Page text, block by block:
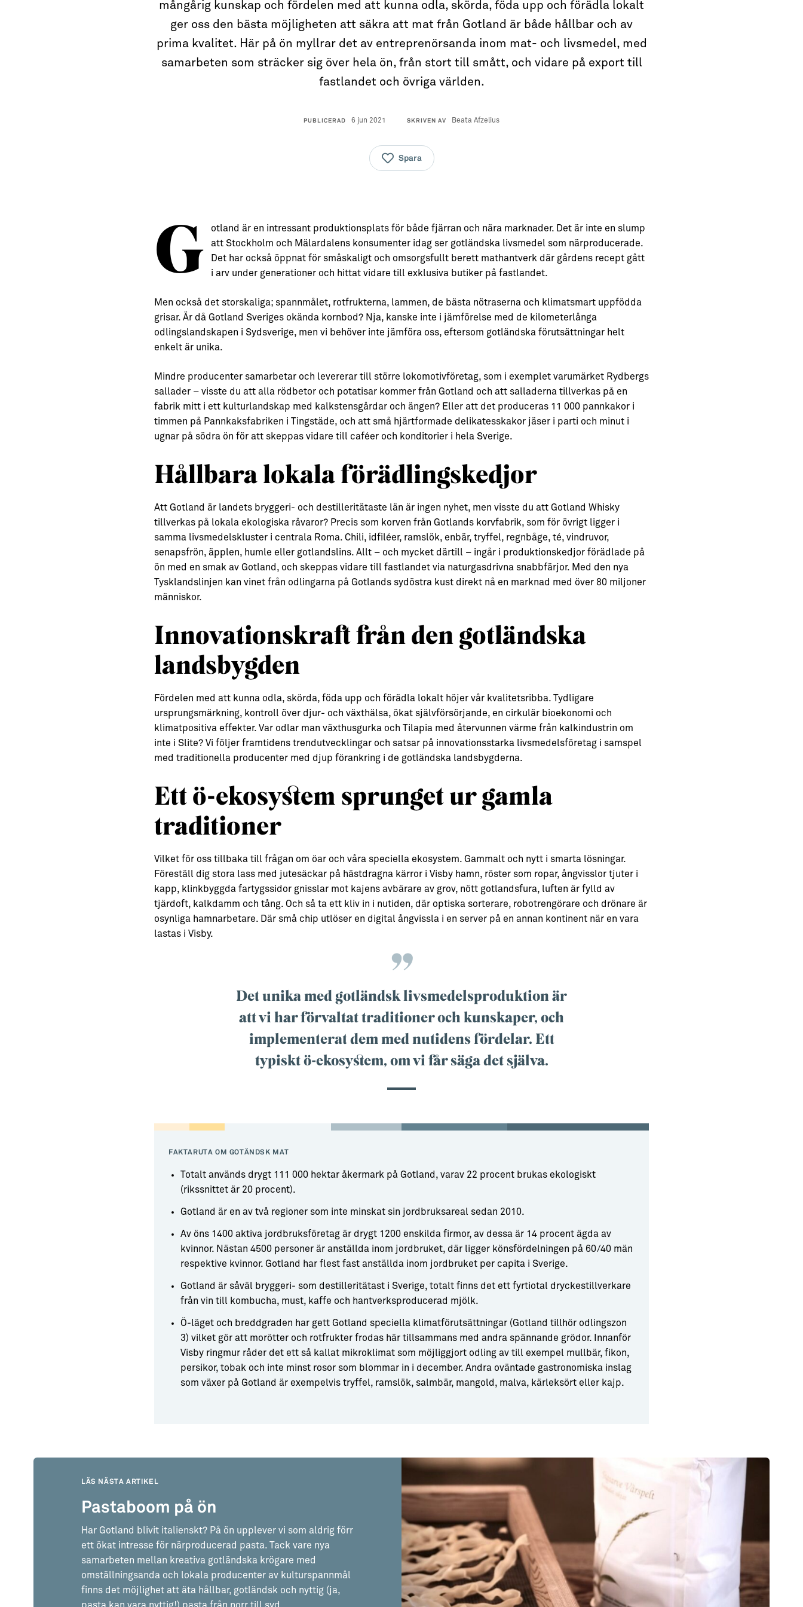
mångårig kunskap och fördelen med att kunna odla, skörda, föda upp och förädla lokalt
ger oss den bästa möjligheten att säkra att mat från Gotland är både hållbar och av
prima kvalitet. Här på ön myllrar det av entreprenörsanda inom mat- och livsmedel, med
samarbeten som sträcker sig över hela ön, från stort till smått, och vidare på export till
fastlandet och övriga världen.
PUBLICERAD 6 jun 2021 SKRIVEN AV Beata Afzelius
Spara
G
otland är en intressant produktionsplats för både fjärran och nära marknader. Det är inte en slump
att Stockholm och Mälardalens konsumenter idag ser gotländska livsmedel som närproducerade.
Det har också öppnat för småskaligt och omsorgsfullt berett mathantverk där gårdens recept gått
i arv under generationer och hittat vidare till exklusiva butiker på fastlandet.
Men också det storskaliga; spannmålet, rotfrukterna, lammen, de bästa nötraserna och klimatsmart uppfödda
grisar. Är då Gotland Sveriges okända kornbod? Nja, kanske inte i jämförelse med de kilometerlånga
odlingslandskapen i Sydsverige, men vi behöver inte jämföra oss, eftersom gotländska förutsättningar helt
enkelt är unika.
Mindre producenter samarbetar och levererar till större lokomotivföretag, som i exemplet varumärket Rydbergs
sallader – visste du att alla rödbetor och potatisar kommer från Gotland och att salladerna tillverkas på en
fabrik mitt i ett kulturlandskap med kalkstensgårdar och ängen? Eller att det produceras 11 000 pannkakor i
timmen på Pannkaksfabriken i Tingstäde, och att små hjärtformade delikatesskakor jäser i parti och minut i
ugnar på södra ön för att skeppas vidare till caféer och konditorier i hela Sverige.
Hållbara lokala förädlingskedjor
Att Gotland är landets bryggeri- och destilleritätaste län är ingen nyhet, men visste du att Gotland Whisky
tillverkas på lokala ekologiska råvaror? Precis som korven från Gotlands korvfabrik, som för övrigt ligger i
samma livsmedelskluster i centrala Roma. Chili, idfiléer, ramslök, enbär, tryffel, regnbåge, té, vindruvor,
senapsfrön, äpplen, humle eller gotlandslins. Allt – och mycket därtill – ingår i produktionskedjor förädlade på
ön med en smak av Gotland, och skeppas vidare till fastlandet via naturgasdrivna snabbfärjor. Med den nya
Tysklandslinjen kan vinet från odlingarna på Gotlands sydöstra kust direkt nå en marknad med över 80 miljoner
människor.
Innovationskraft från den gotländska
landsbygden
Fördelen med att kunna odla, skörda, föda upp och förädla lokalt höjer vår kvalitetsribba. Tydligare
ursprungsmärkning, kontroll över djur- och växthälsa, ökat självförsörjande, en cirkulär bioekonomi och
klimatpositiva effekter. Var odlar man växthusgurka och Tilapia med återvunnen värme från kalkindustrin om
inte i Slite? Vi följer framtidens trendutvecklingar och satsar på innovationsstarka livsmedelsföretag i samspel
med traditionella producenter med djup förankring i de gotländska landsbygderna.
Ett ö-ekosystem sprunget ur gamla
traditioner
Vilket för oss tillbaka till frågan om öar och våra speciella ekosystem. Gammalt och nytt i smarta lösningar.
Föreställ dig stora lass med jutesäckar på hästdragna kärror i Visby hamn, röster som ropar, ångvisslor tjuter i
kapp, klinkbyggda fartygssidor gnisslar mot kajens avbärare av grov, nött gotlandsfura, luften är fylld av
tjärdoft, kalkdamm och tång. Och så ta ett kliv in i nutiden, där optiska sorterare, robotrengörare och drönare är
osynliga hamnarbetare. Där små chip utlöser en digital ångvissla i en server på en annan kontinent när en vara
lastas i Visby.
Det unika med gotländsk livsmedelsproduktion är
att vi har förvaltat traditioner och kunskaper, och
implementerat dem med nutidens fördelar. Ett
typiskt ö-ekosystem, om vi får säga det själva.
FAKTARUTA OM GOTÄNDSK MAT
Totalt används drygt 111 000 hektar åkermark på Gotland, varav 22 procent brukas ekologiskt
(rikssnittet är 20 procent).
Gotland är en av två regioner som inte minskat sin jordbruksareal sedan 2010.
Av öns 1400 aktiva jordbruksföretag är drygt 1200 enskilda firmor, av dessa är 14 procent ägda av
kvinnor. Nästan 4500 personer är anställda inom jordbruket, där ligger könsfördelningen på 60/40 män
respektive kvinnor. Gotland har flest fast anställda inom jordbruket per capita i Sverige.
Gotland är såväl bryggeri- som destilleritätast i Sverige, totalt finns det ett fyrtiotal dryckestillverkare
från vin till kombucha, must, kaffe och hantverksproducerad mjölk.
Ö-läget och breddgraden har gett Gotland speciella klimatförutsättningar (Gotland tillhör odlingszon
3) vilket gör att morötter och rotfrukter frodas här tillsammans med andra spännande grödor. Innanför
Visby ringmur råder det ett så kallat mikroklimat som möjliggjort odling av till exempel mullbär, fikon,
persikor, tobak och inte minst rosor som blommar in i december. Andra oväntade gastronomiska inslag
som växer på Gotland är exempelvis tryffel, ramslök, salmbär, mangold, malva, kärleksört eller kajp.
LÄS NÄSTA ARTIKEL
Pastaboom på ön
Har Gotland blivit italienskt? På ön upplever vi som aldrig förr
ett ökat intresse för närproducerad pasta. Tack vare nya
samarbeten mellan kreativa gotländska krögare med
omställningsanda och lokala producenter av kulturspannmål
finns det möjlighet att äta hållbar, gotländsk och nyttig (ja,